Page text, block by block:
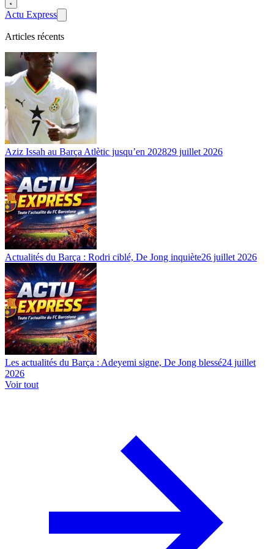
Actu Express
Articles récents
Aziz Issah au Barça Atlètic jusqu’en 202829 juillet 2026
Actualités du Barça : Rodri ciblé, De Jong inquiète26 juillet 2026
Les actualités du Barça : Adeyemi signe, De Jong blessé24 juillet
2026
Voir tout